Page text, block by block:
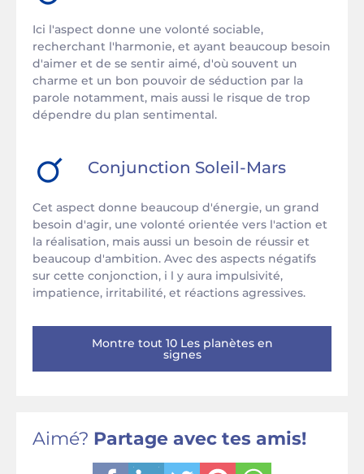
Ici l'aspect donne une volonté sociable,
recherchant l'harmonie, et ayant beaucoup besoin
d'aimer et de se sentir aimé, d'où souvent un
charme et un bon pouvoir de séduction par la
parole notamment, mais aussi le risque de trop
dépendre du plan sentimental.
Conjunction Soleil-Mars
Cet aspect donne beaucoup d'énergie, un grand
besoin d'agir, une volonté orientée vers l'action et
la réalisation, mais aussi un besoin de réussir et
beaucoup d'ambition. Avec des aspects négatifs
sur cette conjonction, i l y aura impulsivité,
impatience, irritabilité, et réactions agressives.
Montre tout 10 Les planètes en
signes
Aimé? Partage avec tes amis!